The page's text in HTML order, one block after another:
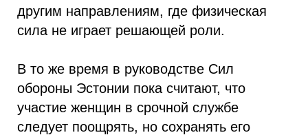
другим направлениям, где физическая
сила не играет решающей роли.
В то же время в руководстве Сил
обороны Эстонии пока считают, что
участие женщин в срочной службе
следует поощрять, но сохранять его